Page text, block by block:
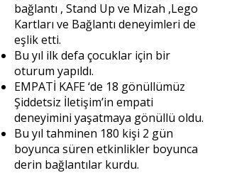
bağlantı , Stand Up ve Mizah ,Lego
Kartları ve Bağlantı deneyimleri de
eşlik etti.
Bu yıl ilk defa çocuklar için bir
oturum yapıldı.
EMPATİ KAFE ‘de 18 gönüllümüz
Şiddetsiz İletişim’in empati
deneyimini yaşatmaya gönüllü oldu.
Bu yıl tahminen 180 kişi 2 gün
boyunca süren etkinlikler boyunca
derin bağlantılar kurdu.